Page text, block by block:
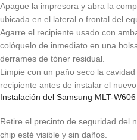
Apague la impresora y abra la
ubicada en el lateral o frontal del
Agarre el recipiente usado con
colóquelo de inmediato en una
derrames de tóner residual.
Limpie con un paño seco la
recipiente antes de instalar el nuevo.
Instalación del Samsung MLT-
Retire el precinto de seguridad del
chip esté visible y sin daños.